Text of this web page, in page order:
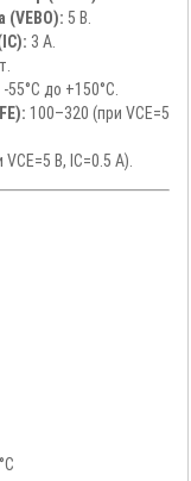
(VEBO): 5 В.
3 А.
-55°C до +150°C.
100–320 (при VCE=5
В, IC=0.5 А).